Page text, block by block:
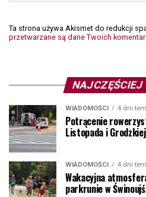
Ta strona używa Akismet do redukcji
przetwarzane są dane Twoich
NAJCZĘŚCIEJ
WIADOMOŚCI 4 dni
Potrącenie
Listopada i
WIADOMOŚCI 4 dni
Wakacyjna
parkrunie w